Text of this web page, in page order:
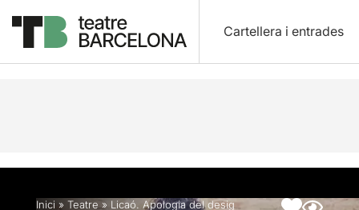
Cartellera i entrades
Descripció Fitxa artística Fotos i vídeos
Inici » Teatre » Licaó. Apologia del desig